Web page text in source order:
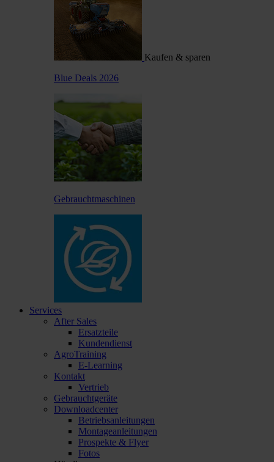
Kaufen & sparen
Blue Deals 2026
Gebrauchtmaschinen
Services
After Sales
Ersatzteile
Kundendienst
AgroTraining
E-Learning
Kontakt
Vertrieb
Gebrauchtgeräte
Downloadcenter
Betriebsanleitungen
Montageanleitungen
Prospekte & Flyer
Fotos